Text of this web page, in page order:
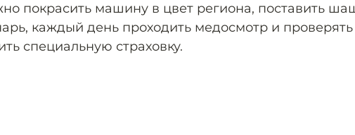
покрасить машину в цвет региона, поставить
каждый день проходить медосмотр и
специальную страховку.